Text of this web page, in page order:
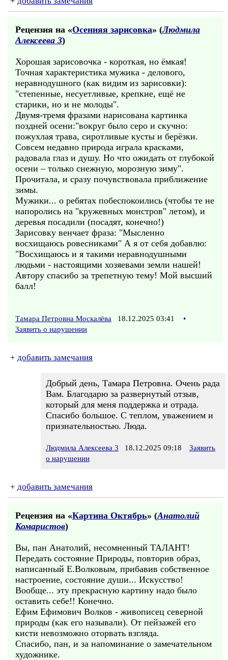
Рецензия на «Осенняя зарисовка» (Людмила
Алексеева 3)
Хорошая зарисовочка - короткая, но ёмкая!
Точная характеристика мужика - делового,
неравнодушного (как видим из зарисовки):
"степенные, несуетливые, крепкие, ещё не
старики, но и не молоды".
Двумя-тремя фразами нарисована картинка
поздней осени:"вокруг было серо и скучно:
пожухлая трава, сиротливые кусты и берёзки.
Совсем недавно природа играла красками,
радовала глаз и душу. Но что ожидать от глубокой
осени – только снежную, морозную зиму".
Прочитала, и сразу почувствовала приближение
зимы.
Мужики... о ребятах побеспокоились (чтобы те не
напоролись на "кружевных монстров" летом), и
деревья посадили (посадят, конечно!)
Зарисовку венчает фраза: "Мысленно
восхищаюсь ровесниками" А я от себя добавлю:
"Восхищаюсь и я такими неравнодушными
людьми - настоящими хозяевами земли нашей!
Автору спасибо за трепетную тему! Мой высший
балл!
Тамара Петровна Москалёва 18.12.2025 03:41
•
Заявить о нарушении
+ добавить замечания
Добрый день, Тамара Петровна. Очень рада
Вам. Благодарю за развернутый отзыв,
который для меня поддержка и отрада.
Спасибо большое. С теплом, уважением и
признательностью. Люда.
Людмила Алексеева 3 18.12.2025 09:18
Заявить
о нарушении
+ добавить замечания
Рецензия на «Картина Октябрь» (Анатолий
Комаристов)
Вы, пан Анатолий, несомненный ТАЛАНТ!
Передать состояние Природы, повторив образ,
написанный Е.Волковым, прибавив собственное
настроение, состояние души... Искусство!
Вообще... эту прекрасную картину надо было
оставить себе!! Конечно.
Ефим Ефимович Волков - живописец северной
природы (как его называли). От пейзажей его
кисти невозможно оторвать взгляда.
Спасибо, пан, и за напоминание о замечательном
художнике.